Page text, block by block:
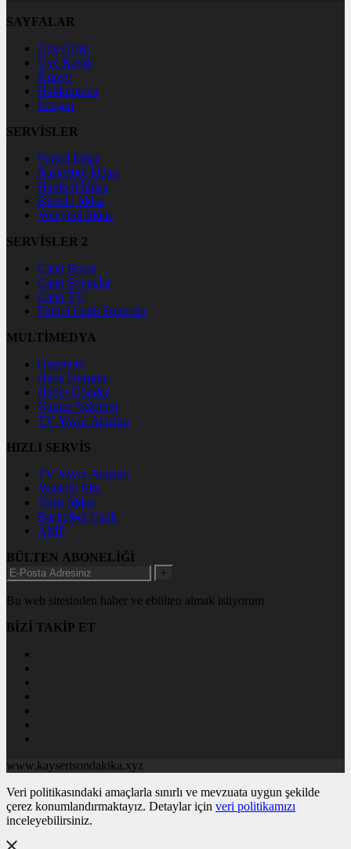
SAYFALAR
Üye Girişi
Üye Kaydı
Künye
Hakkımızda
İletişim
SERVİSLER
Futbol İddaa
Basketbol İddaa
Hentbol İddaa
Bilardo İddaa
Voleybol İddaa
SERVİSLER 2
Canlı Borsa
Canlı Sonuçlar
Canlı TV
Futbol Canlı Sonuçlar
MULTİMEDYA
Gazeteler
Hava Durumu
Haber Gönder
Namaz Vakitleri
TV Yayın Akışları
HIZLI SERVİS
TV Yayın Akışları
Yazarlar Site
Tenis İddaa
Basketbol Canlı
AMP
BÜLTEN ABONELİĞİ
+
Bu web sitesinden haber ve ebülten almak istiyorum
BİZİ TAKİP ET
www.kayserisondakika.xyz
Veri politikasındaki amaçlarla sınırlı ve mevzuata uygun şekilde
çerez konumlandırmaktayız. Detaylar için veri politikamızı
inceleyebilirsiniz.